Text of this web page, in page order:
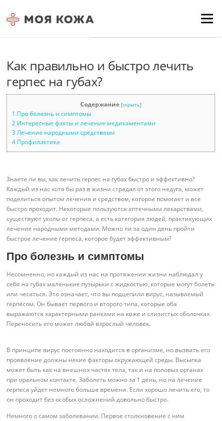
Menu
Как правильно и быстро лечить
герпес на губах?
Содержание [скрыть]
1 Про болезнь и симптомы
2 Интересные факты и лечение медикаментами
3 Лечение народными средствами
4 Профилактика
Знаете ли вы, как лечить герпес на губах быстро и эффективно?
Каждый из нас хотя бы раз в жизни страдал от этого недуга, может
поделиться опытом лечения и средством, которое помогает и все
быстро проходит. Некоторые пользуются аптечными лекарствами,
существуют уколы от герпеса, а есть категория людей, практикующих
лечение народными методами. Можно ли за один день пройти
быстрое лечение герпеса, которое будет эффективным?
Про болезнь и симптомы
Несомненно, но каждый из нас на протяжении жизни наблюдал у
себя на губах маленькие пузырьки с жидкостью, которые могут болеть
или чесаться. Это означает, что вы подцепили вирус, называемый
герпесом. Он бывает первого и второго типа, которые оба
выражаются характерными ранками на коже и слизистых оболочках.
Переносить его может любой взрослый человек.
В принципе вирус постоянно находится в организме, но вызвать его
проявление должны некие факторы окружающей среды. Высыпка
может быть как на внешних частях тела, так и на половых органах
при оральном контакте. Заболеть можно за 1 день, но на лечение
герпеса уйдет немного больше времени. Если хорошо лечить его, то
он проходит без особых осложнений довольно быстро.
Немного о самом заболевании. Первое столкновение с ним
Для любых предложений по